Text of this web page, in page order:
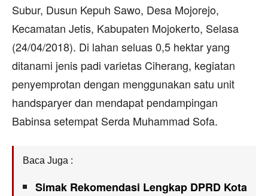
Subur, Dusun Kepuh Sawo, Desa Mojorejo,
Kecamatan Jetis, Kabupaten Mojokerto, Selasa
(24/04/2018). Di lahan seluas 0,5 hektar yang
ditanami jenis padi varietas Ciherang, kegiatan
penyemprotan dengan menggunakan satu unit
handsparyer dan mendapat pendampingan
Babinsa setempat Serda Muhammad Sofa.
Baca Juga :
Simak Rekomendasi Lengkap DPRD Kota